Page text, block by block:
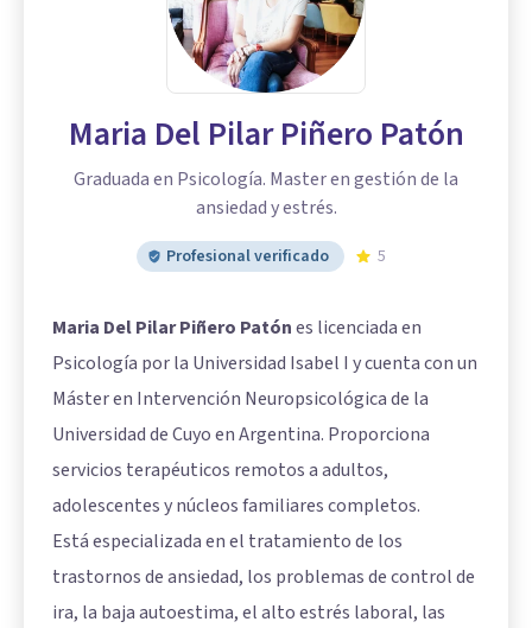
Maria Del Pilar Piñero Patón
Graduada en Psicología. Master en gestión de la
ansiedad y estrés.
Profesional verificado 5
Maria Del Pilar Piñero Patónes licenciada en
Psicología por la Universidad Isabel I y cuenta con un
Máster en Intervención Neuropsicológica de la
Universidad de Cuyo en Argentina. Proporciona
servicios terapéuticos remotos a adultos,
adolescentes y núcleos familiares completos.
Está especializada en el tratamiento de los
trastornos de ansiedad, los problemas de control de
ira, la baja autoestima, el alto estrés laboral, las